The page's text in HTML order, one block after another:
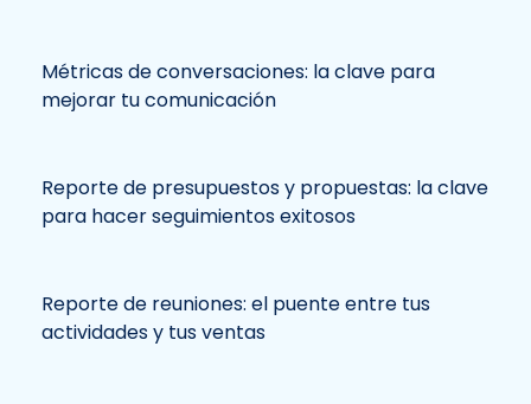
Métricas de conversaciones: la clave para
mejorar tu comunicación
Reporte de presupuestos y propuestas: la clave
para hacer seguimientos exitosos
Reporte de reuniones: el puente entre tus
actividades y tus ventas